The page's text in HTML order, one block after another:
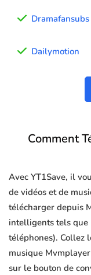
Dramafansubs
Dailymotion
Comment
Avec YT1Save, il
de vidéos et de
télécharger depuis
intelligents tels que
téléphones). Collez
musique
sur le bouton de